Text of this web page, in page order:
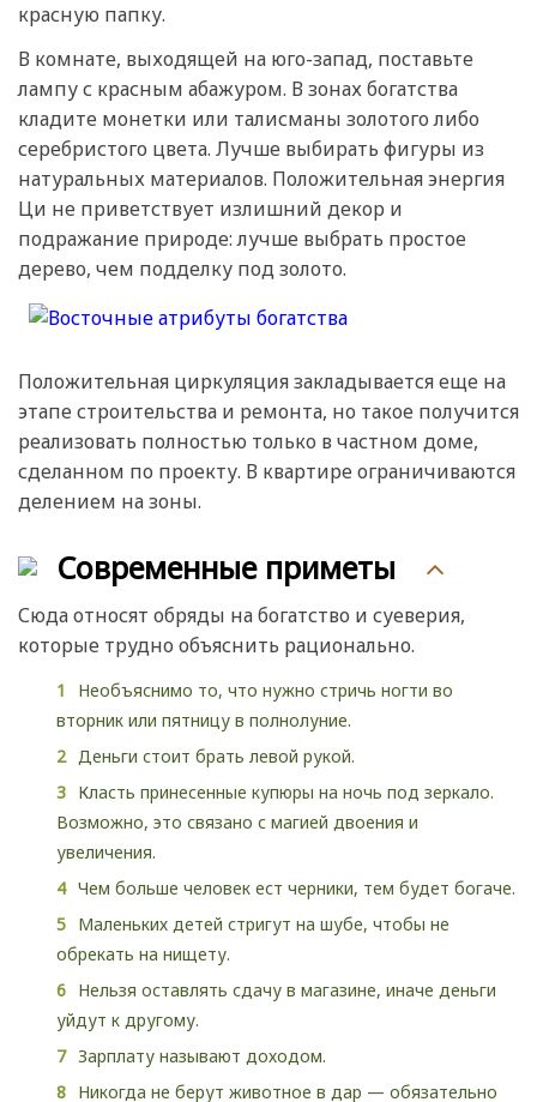
красную папку.
В комнате, выходящей на юго-запад, поставьте
лампу с красным абажуром. В зонах богатства
кладите монетки или талисманы золотого либо
серебристого цвета. Лучше выбирать фигуры из
натуральных материалов. Положительная энергия
Ци не приветствует излишний декор и
подражание природе: лучше выбрать простое
дерево, чем подделку под золото.
Положительная циркуляция закладывается еще на
этапе строительства и ремонта, но такое получится
реализовать полностью только в частном доме,
сделанном по проекту. В квартире ограничиваются
делением на зоны.
Современные приметы
Сюда относят обряды на богатство и суеверия,
которые трудно объяснить рационально.
Необъяснимо то, что нужно стричь ногти во
вторник или пятницу в полнолуние.
Деньги стоит брать левой рукой.
Класть принесенные купюры на ночь под зеркало.
Возможно, это связано с магией двоения и
увеличения.
Чем больше человек ест черники, тем будет богаче.
Маленьких детей стригут на шубе, чтобы не
обрекать на нищету.
Нельзя оставлять сдачу в магазине, иначе деньги
уйдут к другому.
Зарплату называют доходом.
Никогда не берут животное в дар — обязательно